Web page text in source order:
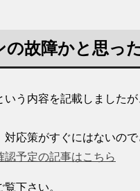
の故障かと思っ
う内容を記載しました
応策がすぐにはないの
予定の記事はこちら
下さい。